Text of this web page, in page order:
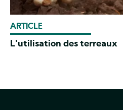
ARTICLE
L'utilisation des terreaux